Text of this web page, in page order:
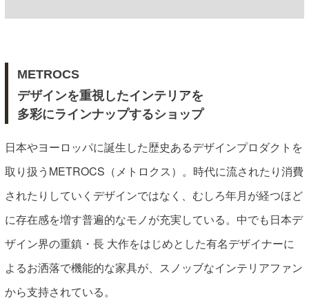
METROCS
デザインを重視したインテリアを
多彩にラインナップするショップ
日本やヨーロッパに誕生した歴史あるデザインプロダクトを
取り扱うMETROCS（メトロクス）。時代に流されたり消費
されたりしていくデザインではなく、むしろ年月が経つほど
に存在感を増す普遍的なモノが充実している。中でも日本デ
ザイン界の重鎮・長 大作をはじめとした有名デザイナーに
よるお洒落で機能的な家具が、スノッブなインテリアファン
から支持されている。